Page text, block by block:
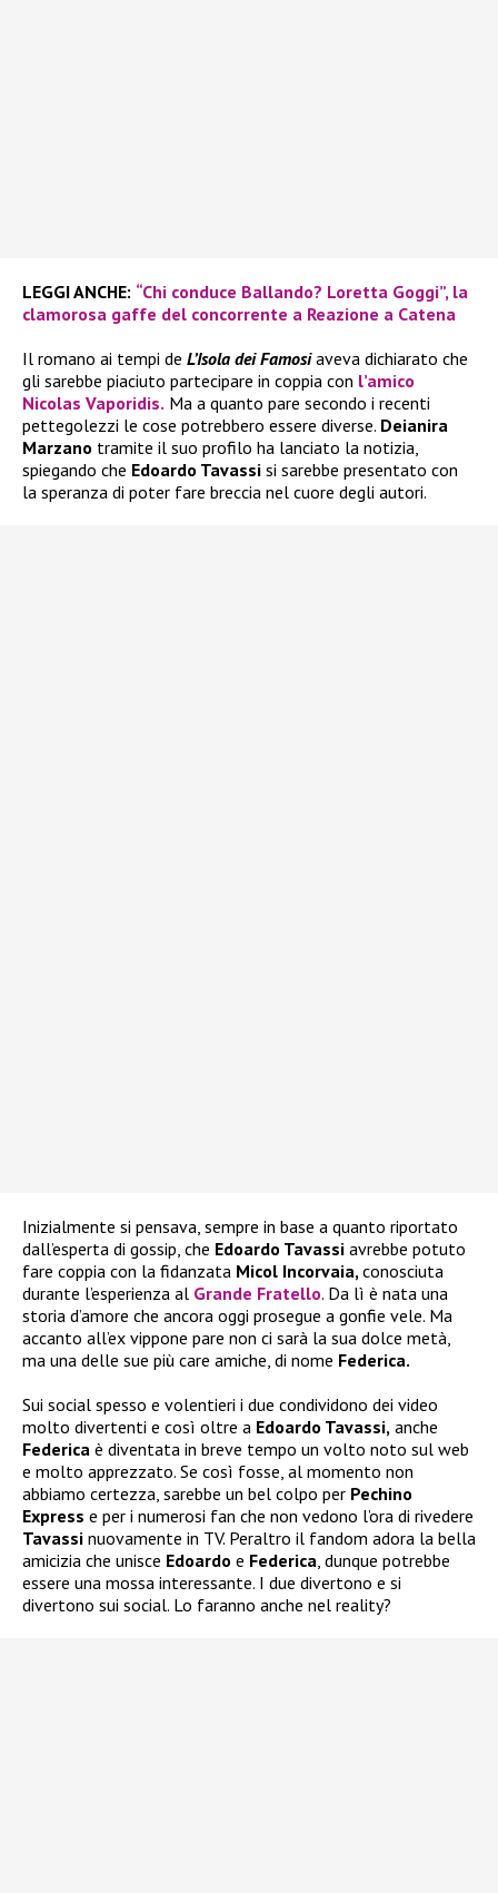
LEGGI ANCHE: “Chi conduce Ballando? Loretta Goggi”, la
clamorosa gaffe del concorrente a Reazione a Catena
Il romano ai tempi de L’Isola dei Famosiaveva dichiarato che
gli sarebbe piaciuto partecipare in coppia con l’amico
Nicolas Vaporidis. Ma a quanto pare secondo i recenti
pettegolezzi le cose potrebbero essere diverse. Deianira
Marzano tramite il suo profilo ha lanciato la notizia,
spiegando che Edoardo Tavassi si sarebbe presentato con
la speranza di poter fare breccia nel cuore degli autori.
Inizialmente si pensava, sempre in base a quanto riportato
dall’esperta di gossip, che Edoardo Tavassi avrebbe potuto
fare coppia con la fidanzata Micol Incorvaia,conosciuta
durante l’esperienza al Grande Fratello. Da lì è nata una
storia d’amore che ancora oggi prosegue a gonfie vele. Ma
accanto all’ex vippone pare non ci sarà la sua dolce metà,
ma una delle sue più care amiche, di nome Federica.
Sui social spesso e volentieri i due condividono dei video
molto divertenti e così oltre a Edoardo Tavassi, anche
Federica è diventata in breve tempo un volto noto sul web
e molto apprezzato. Se così fosse, al momento non
abbiamo certezza, sarebbe un bel colpo per Pechino
Express e per i numerosi fan che non vedono l’ora di rivedere
Tavassi nuovamente in TV. Peraltro il fandom adora la bella
amicizia che unisce Edoardo e Federica, dunque potrebbe
essere una mossa interessante. I due divertono e si
divertono sui social. Lo faranno anche nel reality?